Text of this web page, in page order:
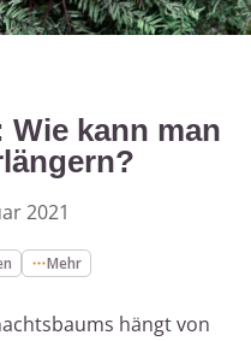
kann man
2021
Mehr
hängt von